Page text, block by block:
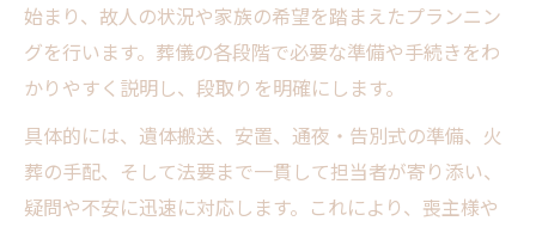
始まり、故人の状況や家族の希望を踏まえたプランニン
グを行います。葬儀の各段階で必要な準備や手続きをわ
かりやすく説明し、段取りを明確にします。
具体的には、遺体搬送、安置、通夜・告別式の準備、火
葬の手配、そして法要まで一貫して担当者が寄り添い、
疑問や不安に迅速に対応します。これにより、喪主様や